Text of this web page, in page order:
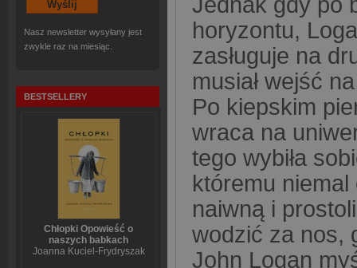
Nasz newsletter wysyłany jest
zwykle raz na miesiąc.
BESTSELLERY
Chłopki Opowieść o
naszych babkach
Joanna Kuciel-Frydryszak
horyzontu,
zasługuje na
musiał wejść
Po kiepskim
wraca na
tego wybiła
któremu niemal
naiwną i
wodzić za nos,
John Logan